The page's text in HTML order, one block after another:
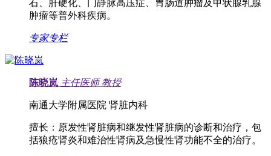
石、肝硬化、门静脉高压症、胃肠道肿瘤及甲状腺乳腺
肿瘤等普外科疾病。
专家专栏
陈晓岚 主任医师 教授
南通大学附属医院 肾脏内科
擅长： 原发性肾脏病和继发性肾脏病的诊断和治疗，包
括狼疮肾炎和难治性肾病及急慢性肾功能不全的治疗。